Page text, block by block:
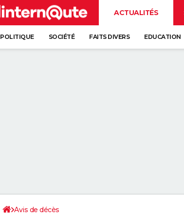
ACTUALITÉS
POLITIQUE SOCIÉTÉ FAITS DIVERS EDUCATION
Avis de décès